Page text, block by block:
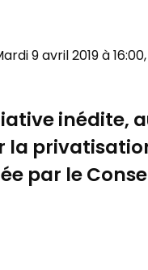
9 avril 2019 à
inédite,
par le